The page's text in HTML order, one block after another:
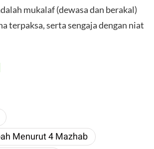
mukalaf (dewasa dan berakal)
terpaksa, serta sengaja dengan niat
Menurut 4 Mazhab